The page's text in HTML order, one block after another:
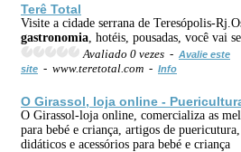
Terê Total
Visite a cidade serrana de Teresópolis-
gastronomia , hotéis, pousadas, você vai
Avaliado 0 vezes - Avalie este
site - www.teretotal.com - Info
O Girassol, loja online -
O Girassol-loja online, comercializa as
para bebé e criança, artigos de
didáticos e acessórios para bebé e criança